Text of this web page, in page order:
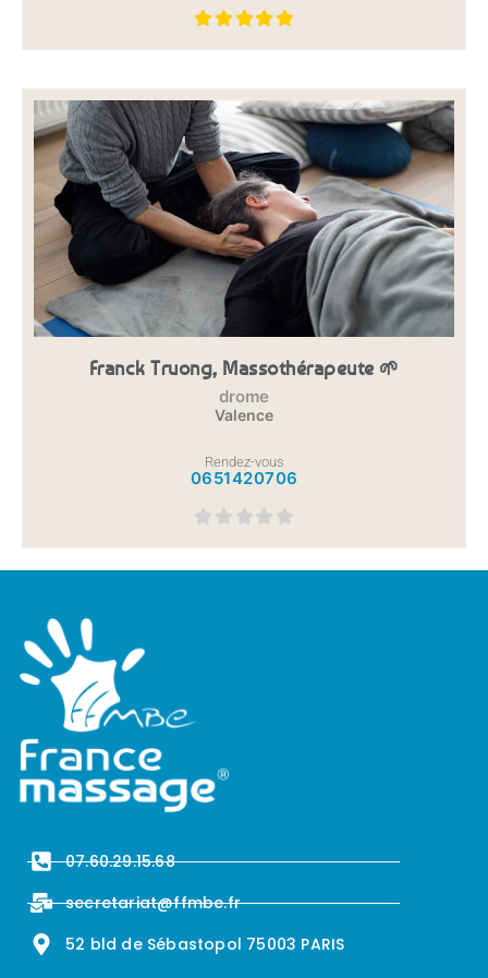
Franck Truong, Massothérapeute 🌱
drome
Valence
Rendez-vous
0651420706
07.60.29.15.68
secretariat@ffmbe.fr
52 bld de Sébastopol 75003 PARIS